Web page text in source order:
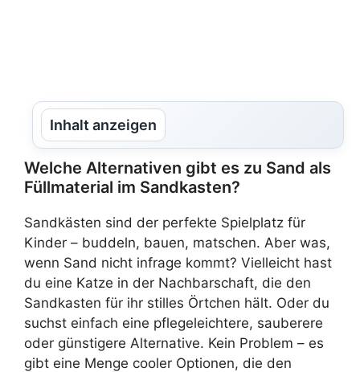
Inhalt anzeigen
Welche Alternativen gibt es zu Sand als
Füllmaterial im Sandkasten?
Sandkästen sind der perfekte Spielplatz für
Kinder – buddeln, bauen, matschen. Aber was,
wenn Sand nicht infrage kommt? Vielleicht hast
du eine Katze in der Nachbarschaft, die den
Sandkasten für ihr stilles Örtchen hält. Oder du
suchst einfach eine pflegeleichtere, sauberere
oder günstigere Alternative. Kein Problem – es
gibt eine Menge cooler Optionen, die den